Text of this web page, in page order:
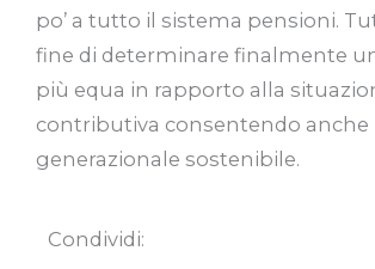
po’ a tutto il sistema pensioni.
fine di determinare finalmente
più equa in rapporto alla
contributiva consentendo
generazionale sostenibile.
Condividi: